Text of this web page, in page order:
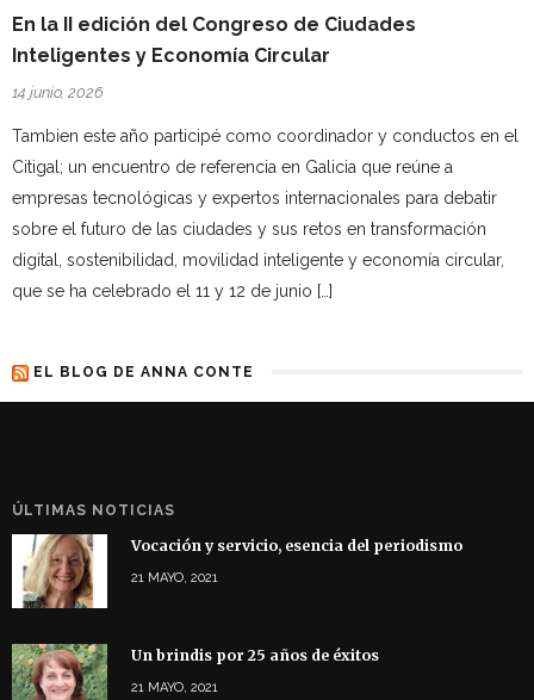
En la II edición del Congreso de Ciudades
Inteligentes y Economía Circular
14 junio, 2026
Tambien este año participé como coordinador y conductos en el
Citigal; un encuentro de referencia en Galicia que reúne a
empresas tecnológicas y expertos internacionales para debatir
sobre el futuro de las ciudades y sus retos en transformación
digital, sostenibilidad, movilidad inteligente y economía circular,
que se ha celebrado el 11 y 12 de junio […]
EL BLOG DE ANNA CONTE
ÚLTIMAS NOTICIAS
Vocación y servicio, esencia del periodismo
21 MAYO, 2021
Un brindis por 25 años de éxitos
21 MAYO, 2021